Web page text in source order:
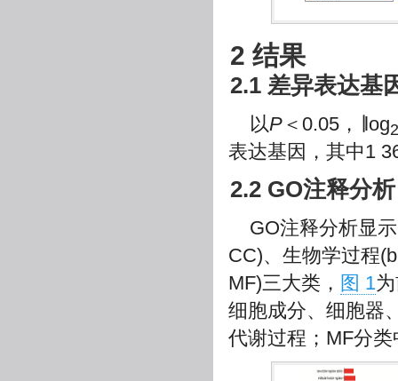
2 结果
2.1 差异表达基
以P ＜0.05，∣log2
表达基因，其中1
2.2 GO注释分析
GO注释分析显
CC)、生物学过程
MF)三大类， 图 1
细胞成分、细胞器
代谢过程；MF分